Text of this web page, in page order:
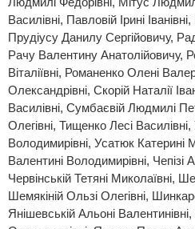
Василівні, Павловій Ірині
Прудіусу Данилу Сергійовичу,
Рачу Валентину Анатолійовичу,
Віталіївні, Романенко Олені
Олександрівні, Скорій Наталії
Василівні, Сумбаєвій Людмилі
Олегівні, Тищенко Лесі
Володимирівні, Усатюк Катерині
Валентині Володимирівні, Чепізі
Червінській Тетяні Миколаївні,
Шемякіній Ользі Олегівні,
Янішевській Альоні